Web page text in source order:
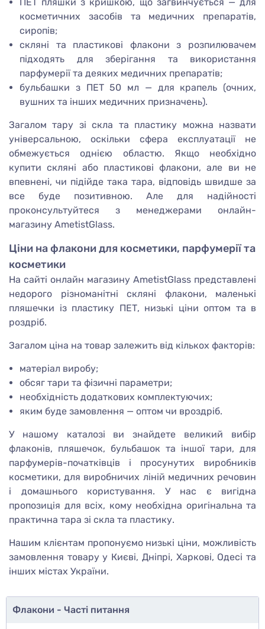
косметичних засобів та медичних препаратів,
сиропів;
скляні та пластикові флакони з розпилювачем
підходять для зберігання та використання
парфумерії та деяких медичних препаратів;
бульбашки з ПЕТ 50 мл — для крапель (очних,
вушних та інших медичних призначень).
Загалом тару зі скла та пластику можна назвати
універсальною, оскільки сфера експлуатації не
обмежується однією областю. Якщо необхідно
купити скляні або пластикові флакони, але ви не
впевнені, чи підійде така тара, відповідь швидше за
все буде позитивною. Але для надійності
проконсультуйтеся з менеджерами онлайн-
магазину AmetistGlass.
Ціни на флакони для косметики, парфумерії та
косметики
На сайті онлайн магазину AmetistGlass представлені
недорого різноманітні скляні флакони, маленькі
пляшечки із пластику ПЕТ, низькі ціни оптом та в
роздріб.
Загалом ціна на товар залежить від кількох факторів:
матеріал виробу;
обсяг тари та фізичні параметри;
необхідність додаткових комплектуючих;
яким буде замовлення — оптом чи вроздріб.
У нашому каталозі ви знайдете великий вибір
флаконів, пляшечок, бульбашок та іншої тари, для
парфумерів-початківців і просунутих виробників
косметики, для виробничих ліній медичних речовин
і домашнього користування. У нас є вигідна
пропозиція для всіх, кому необхідна оригінальна та
практична тара зі скла та пластику.
Нашим клієнтам пропонуємо низькі ціни, можливість
замовлення товару у Києві, Дніпрі, Харкові, Одесі та
інших містах України.
Флакони - Часті питання